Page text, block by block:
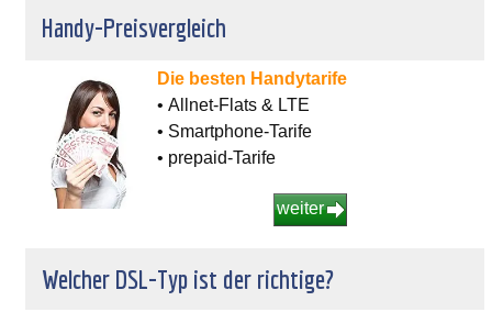
Handy-Preisvergleich
Die besten Handytarife
• Allnet-Flats & LTE
• Smartphone-Tarife
• prepaid-Tarife
weiter
Welcher DSL-Typ ist der richtige?